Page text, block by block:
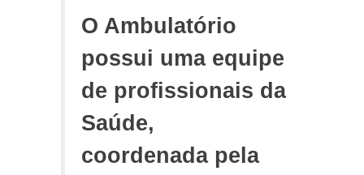
O Ambulatório
possui uma equipe
de profissionais da
Saúde,
coordenada pela